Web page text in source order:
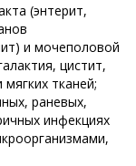
(энтерит,
и мочеполовой
цистит,
тканей;
раневых,
инфекциях